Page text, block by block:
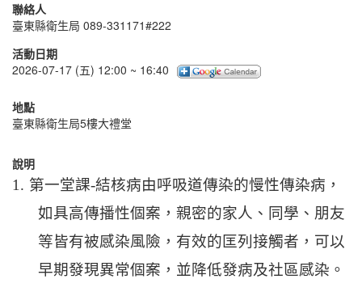
聯絡人
臺東縣衛生局 089-331171#222
活動日期
2026-07-17 (五) 12:00 ~ 16:40
地點
臺東縣衛生局5樓大禮堂
說明
1. 第一堂課-結核病由呼吸道傳染的慢性傳染病，
如具高傳播性個案，親密的家人、同學、朋友
等皆有被感染風險，有效的匡列接觸者，可以
早期發現異常個案，並降低發病及社區感染。